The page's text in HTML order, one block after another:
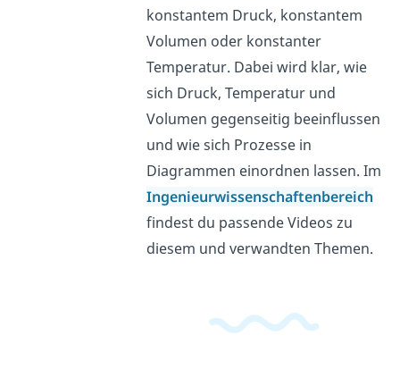
konstantem Druck, konstantem
Volumen oder konstanter
Temperatur. Dabei wird klar, wie
sich Druck, Temperatur und
Volumen gegenseitig beeinflussen
und wie sich Prozesse in
Diagrammen einordnen lassen. Im
Ingenieurwissenschaftenbereich
findest du passende Videos zu
diesem und verwandten Themen.